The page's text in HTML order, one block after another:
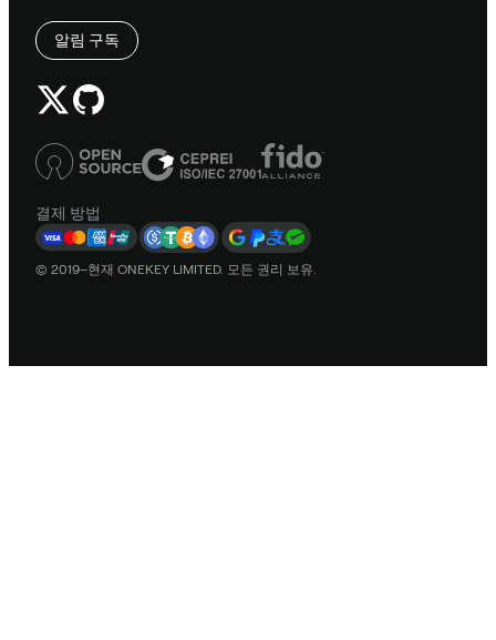
알림 구독
결제 방법
© 2019–현재 ONEKEY LIMITED. 모든 권리 보유.